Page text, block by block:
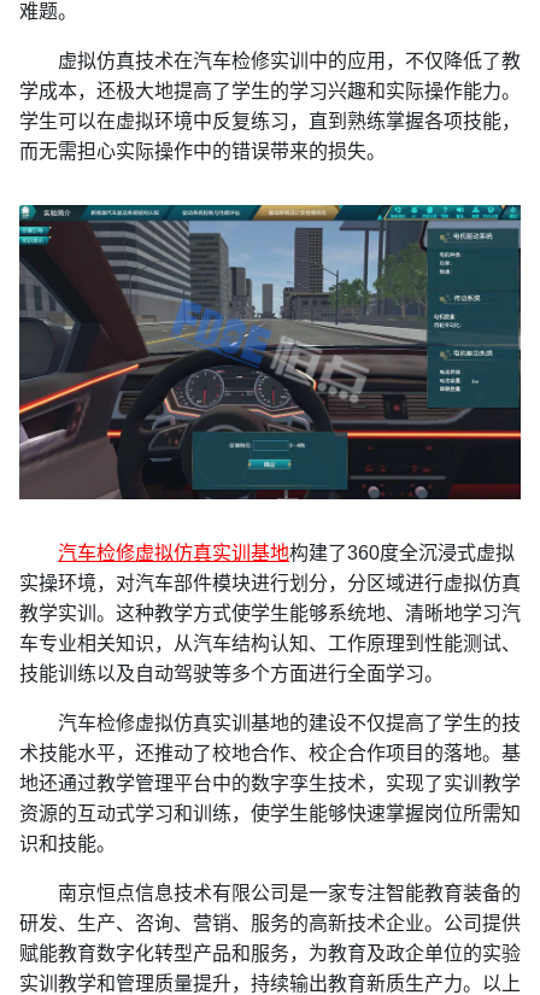
难题。
虚拟仿真技术在汽车检修实训中的应用，不仅降低了教
学成本，还极大地提高了学生的学习兴趣和实际操作能力。
学生可以在虚拟环境中反复练习，直到熟练掌握各项技能，
而无需担心实际操作中的错误带来的损失。
汽车检修虚拟仿真实训基地构建了360度全沉浸式虚拟
实操环境，对汽车部件模块进行划分，分区域进行虚拟仿真
教学实训。这种教学方式使学生能够系统地、清晰地学习汽
车专业相关知识，从汽车结构认知、工作原理到性能测试、
技能训练以及自动驾驶等多个方面进行全面学习。
汽车检修虚拟仿真实训基地的建设不仅提高了学生的技
术技能水平，还推动了校地合作、校企合作项目的落地。基
地还通过教学管理平台中的数字孪生技术，实现了实训教学
资源的互动式学习和训练，使学生能够快速掌握岗位所需知
识和技能。
南京恒点信息技术有限公司是一家专注智能教育装备的
研发、生产、咨询、营销、服务的高新技术企业。公司提供
赋能教育数字化转型产品和服务，为教育及政企单位的实验
实训教学和管理质量提升，持续输出教育新质生产力。以上